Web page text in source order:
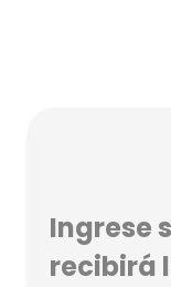
Ingrese
recibirá